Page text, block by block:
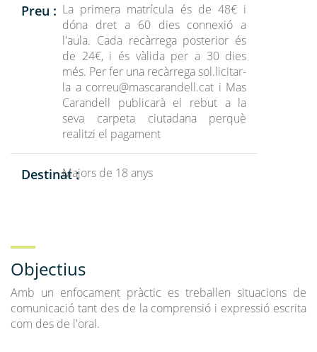
Preu : La primera matrícula és de 48€ i
dóna dret a 60 dies connexió a
l'aula. Cada recàrrega posterior és
de 24€, i és vàlida per a 30 dies
més. Per fer una recàrrega sol.licitar-
la a correu@mascarandell.cat i Mas
Carandell publicarà el rebut a la
seva carpeta ciutadana perquè
realitzi el pagament
Destinat :Majors de 18 anys
Objectius
Amb un enfocament pràctic es treballen situacions de
comunicació tant des de la comprensió i expressió escrita
com des de l'oral.